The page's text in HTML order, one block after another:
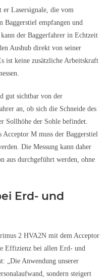
er Lasersignale, die vom
Baggerstiel empfangen und
der Baggerfahrer in Echtzeit
Aushub direkt von seiner
ist keine zusätzliche Arbeitskraft
gut sichtbar von der
an, ob sich die Schneide des
Sollhöhe der Sohle befindet.
Acceptor M muss der Baggerstiel
Die Messung kann daher
aus durchgeführt werden, ohne
Erd- und
2 HVA2N mit dem Acceptor
Effizienz bei allen Erd- und
„Die Anwendung unserer
sondern steigert